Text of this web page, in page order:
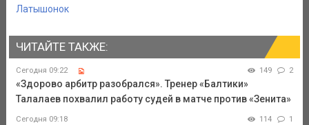
Латышонок
ЧИТАЙТЕ ТАКЖЕ:
Сегодня 09:22 149 2
«Здорово арбитр разобрался». Тренер «Балтики»
Талалаев похвалил работу судей в матче против «Зенита»
Сегодня 09:18 114 1